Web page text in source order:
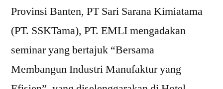
Provinsi Banten, PT Sari Sarana Kimiatama
(PT. SSKTama), PT. EMLI mengadakan
seminar yang bertajuk “Bersama
Membangun Industri Manufaktur yang